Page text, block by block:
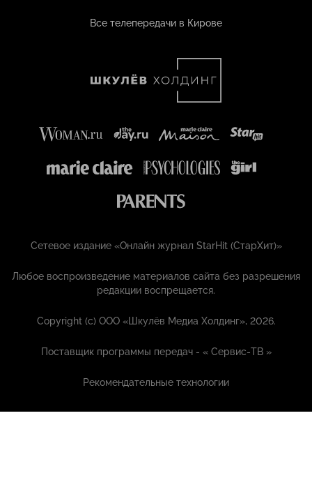
Все телепередачи в Кирове
Сетевое издание «Онлайн журнал StarHit (СтарХит)»
Любое воспроизведение материалов сайта без разрешения
редакции воспрещается.
Copyright (с) ООО «Шкулёв Медиа Холдинг», 2026.
Поставщик программы передач - «Сервис-ТВ »
Рекомендательные технологии